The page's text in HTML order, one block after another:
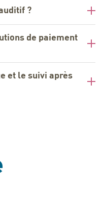
?
de paiement
et le suivi après